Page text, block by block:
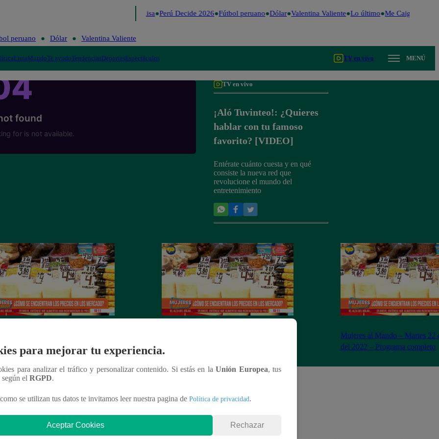
Me Caigo de Risa Perú Decide 2026 Fútbol peruano Dólar Valentina Valiente Lo último Me Caigo de Risa
peruano Dólar Valentina Valiente
LimaMundoTe ayudoTendenciasDeportesEspectáculos TV en vivo MENÚ
TV en vivo
¡Aló Tuvinteo!: ¿Quieres
hablar con tu famoso
favorito? [VIDEO]
Entérate cuánto cuesta y en qué
consiste la nueva red que
revolucione el mundo del
entretenimiento
– Programa completo
Mujeres al Mando – Martes 22
del 2022 – Programa completo
para mejorar tu experiencia.
para analizar el tráfico y personalizar contenido. Si estás en laUnión Europea, tus
según el RGPD.
se utilizan tus datos te invitamos leer nuestra pagina de Política de privacidad.
Aceptar Cookies Rechazar